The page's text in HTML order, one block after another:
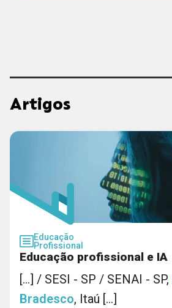
Artigos
Educação
Profissional
Educação profissional e IA
[...] / SESI - SP / SENAI - SP,
Bradesco, Itaú [...]